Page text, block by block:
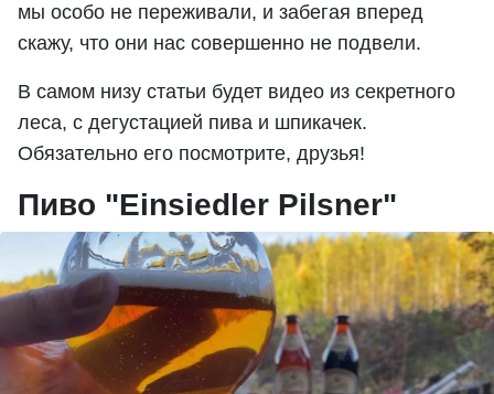
мы особо не переживали, и забегая вперед
скажу, что они нас совершенно не подвели.
В самом низу статьи будет видео из секретного
леса, с дегустацией пива и шпикачек.
Обязательно его посмотрите, друзья!
Пиво "Einsiedler Pilsner"